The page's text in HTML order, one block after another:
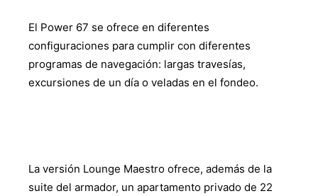
El Power 67 se ofrece en diferentes
configuraciones para cumplir con diferentes
programas de navegación: largas travesías,
excursiones de un día o veladas en el fondeo.
La versión Lounge Maestro ofrece, además de la
suite del armador, un apartamento privado de 22